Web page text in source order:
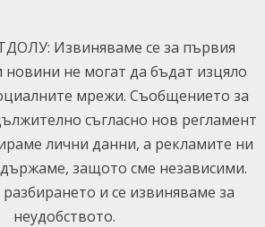
Извиняваме се за първия
не могат да бъдат изцяло
мрежи. Съобщението за
съгласно нов регламент
лични данни, а рекламите ни
защото сме независими.
и се извиняваме за
неудобството.